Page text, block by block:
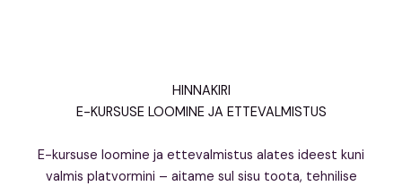
HINNAKIRI
E-KURSUSE LOOMINE JA ETTEVALMISTUS
E-kursuse loomine ja ettevalmistus alates ideest kuni
valmis platvormini – aitame sul sisu toota, tehnilise